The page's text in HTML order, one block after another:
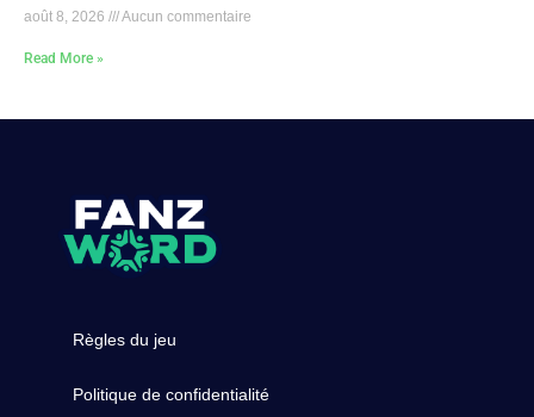
août 8, 2026 Aucun commentaire
Read More »
Règles du jeu
Politique de confidentialité